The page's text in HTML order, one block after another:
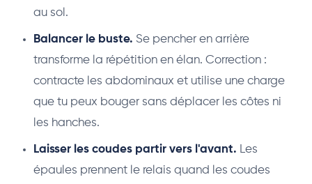
au sol.
Balancer le buste. Se pencher en arrière
transforme la répétition en élan. Correction :
contracte les abdominaux et utilise une charge
que tu peux bouger sans déplacer les côtes ni
les hanches.
Laisser les coudes partir vers l'avant. Les
épaules prennent le relais quand les coudes